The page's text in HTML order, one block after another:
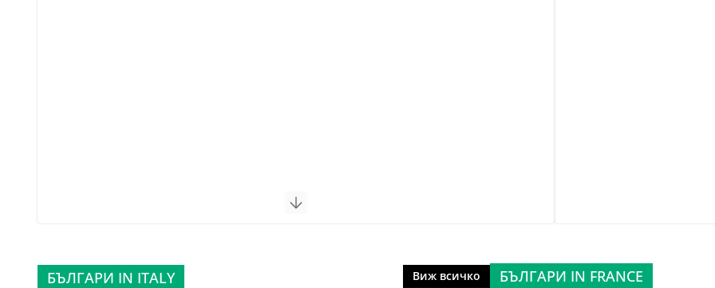
БЪЛГАРИ IN ITALY Виж всичко БЪЛГАРИ IN FRANCE